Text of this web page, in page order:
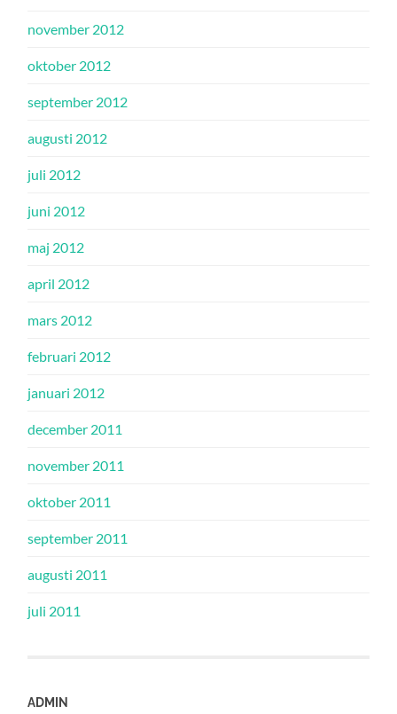
november 2012
oktober 2012
september 2012
augusti 2012
juli 2012
juni 2012
maj 2012
april 2012
mars 2012
februari 2012
januari 2012
december 2011
november 2011
oktober 2011
september 2011
augusti 2011
juli 2011
ADMIN